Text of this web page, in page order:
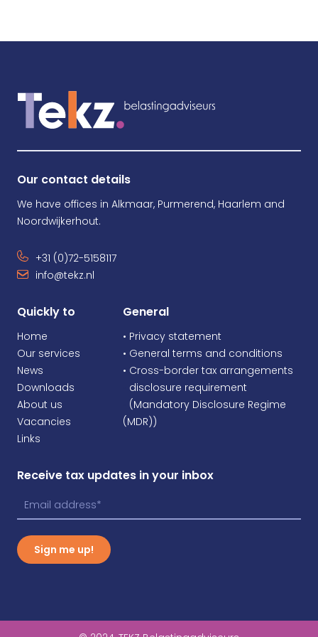
Our contact details
We have offices in Alkmaar, Purmerend, Haarlem and
Noordwijkerhout.
+31 (0)72-5158117
info@tekz.nl
Quickly to
Home
Our services
News
Downloads
About us
Vacancies
Links
General
• Privacy statement
• General terms and conditions
• Cross-border tax arrangements
disclosure requirement
(Mandatory Disclosure Regime
(MDR))
Receive tax updates in your inbox
Sign me up!